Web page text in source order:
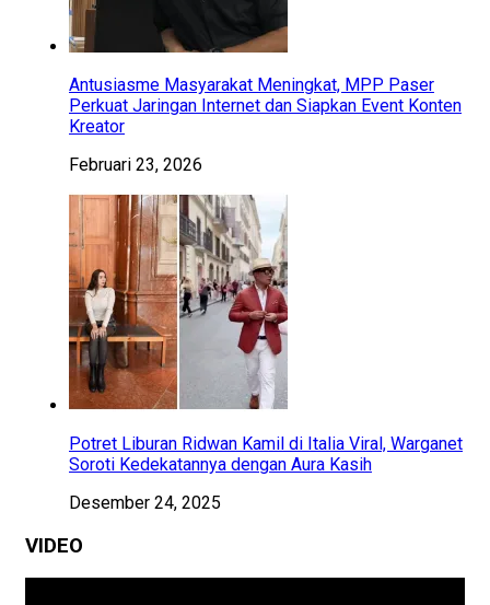
Antusiasme Masyarakat Meningkat, MPP Paser
Perkuat Jaringan Internet dan Siapkan Event Konten
Kreator
Februari 23, 2026
Potret Liburan Ridwan Kamil di Italia Viral, Warganet
Soroti Kedekatannya dengan Aura Kasih
Desember 24, 2025
VIDEO